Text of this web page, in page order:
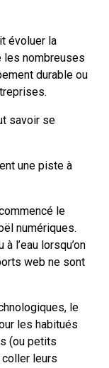
évoluer la
les nombreuses
durable ou
savoir se
une piste à
le
numériques.
l’eau lorsqu’on
web ne sont
le
les habitués
(ou petits
leurs